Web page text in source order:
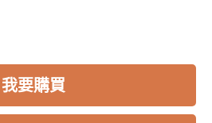
我要購買